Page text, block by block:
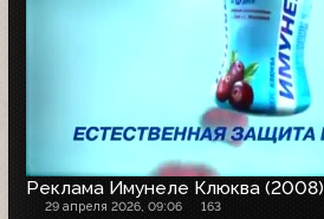
Реклама Имунеле Клюква (2008)
29 апреля 2026, 09:06 163